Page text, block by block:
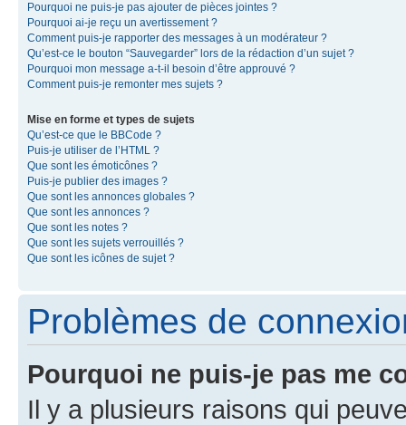
Pourquoi ne puis-je pas ajouter de pièces jointes ?
Pourquoi ai-je reçu un avertissement ?
Comment puis-je rapporter des messages à un modérateur ?
Qu’est-ce le bouton “Sauvegarder” lors de la rédaction d’un sujet ?
Pourquoi mon message a-t-il besoin d’être approuvé ?
Comment puis-je remonter mes sujets ?
Mise en forme et types de sujets
Qu’est-ce que le BBCode ?
Puis-je utiliser de l’HTML ?
Que sont les émoticônes ?
Puis-je publier des images ?
Que sont les annonces globales ?
Que sont les annonces ?
Que sont les notes ?
Que sont les sujets verrouillés ?
Que sont les icônes de sujet ?
Problèmes de
Pourquoi ne puis-je pas me
Il y a plusieurs raisons qui